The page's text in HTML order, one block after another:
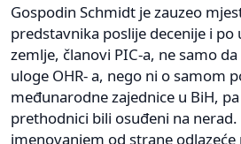
Gospodin Schmidt je zauzeo
predstavnika poslije decenije i po
zemlje, članovi PIC-a, ne samo
uloge OHR- a, nego ni o samom
međunarodne zajednice u BiH,
prethodnici bili osuđeni na
imenovanjem od strane